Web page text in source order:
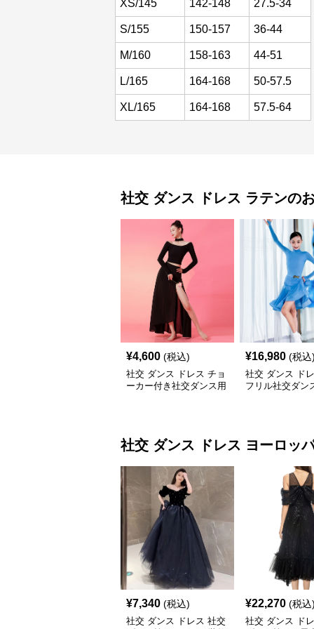
XS/145 142-148 27.5-34
S/155 150-157 36-44
M/160 158-163 44-51
L/165 164-168 50-57.5
XL/165 164-168 57.5-64
社交 ダンス ドレス ラテンの
¥4,600 (税込)
社交 ダンス ドレス チョ
ーカー付き社交ダンス用
¥16,980 (税込)
社交 ダンス ド
フリル社交ダン
社交 ダンス ドレス ヨーロッ
¥7,340 (税込)
社交 ダンス ドレス 社交
¥22,270 (税込)
社交 ダンス ド